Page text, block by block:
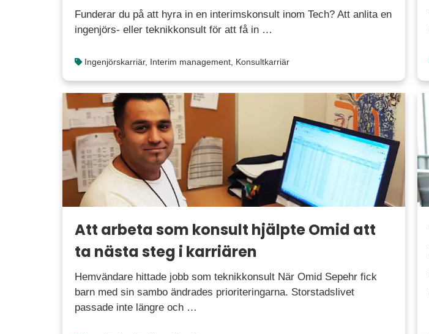
Funderar du på att hyra in en interimskonsult inom Tech? Att anlita en
ingenjörs- eller teknikkonsult för att få in …
Ingenjörskarriär, Interim management Konsultkarriär
Att arbeta som konsult hjälpte Omid att
ta nästa steg i karriären
Hemvändare hittade jobb som teknikkonsult När Omid Sepehr fick
barn med sin sambo ändrades prioriteringarna. Storstadslivet
passade inte längre och …